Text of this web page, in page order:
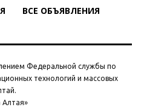
ВСЕ ОБЪЯВЛЕНИЯ
Федеральной службы по
технологий и массовых
Алтая»